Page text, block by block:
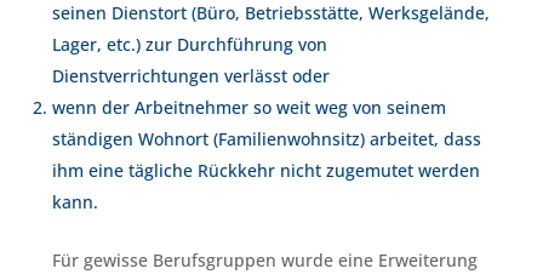
seinen Dienstort (Büro, Betriebsstätte, Werksgelände,
Lager, etc.) zur Durchführung von
Dienstverrichtungen verlässt oder
wenn der Arbeitnehmer so weit weg von seinem
ständigen Wohnort (Familienwohnsitz) arbeitet, dass
ihm eine tägliche Rückkehr nicht zugemutet werden
kann.
Für gewisse Berufsgruppen wurde eine Erweiterung